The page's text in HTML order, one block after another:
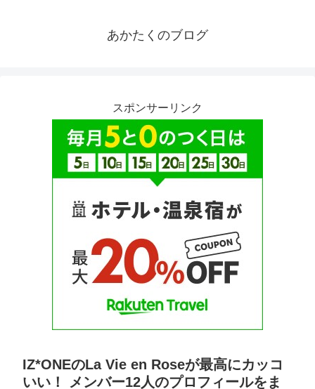
あかたくのブログ
スポンサーリンク
IZ*ONEのLa Vie en Roseが最高にカッコ
いい！ メンバー12人のプロフィールをま